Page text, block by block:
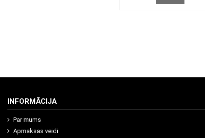
INFORMĀCIJA
Par mums
Apmaksas veidi